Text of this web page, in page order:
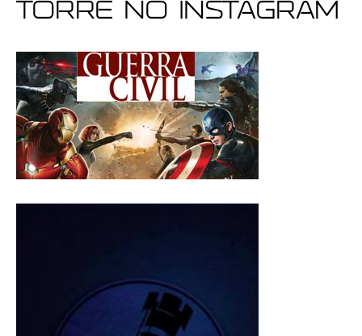
Torre no Instagram